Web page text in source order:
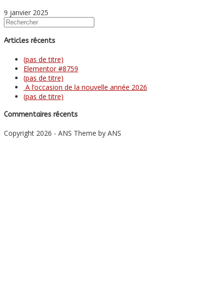
9 janvier 2025
Articles récents
(pas de titre)
Elementor #8759
(pas de titre)
A l’occasion de la nouvelle année 2026
(pas de titre)
Commentaires récents
Copyright 2026 - ANS Theme by ANS